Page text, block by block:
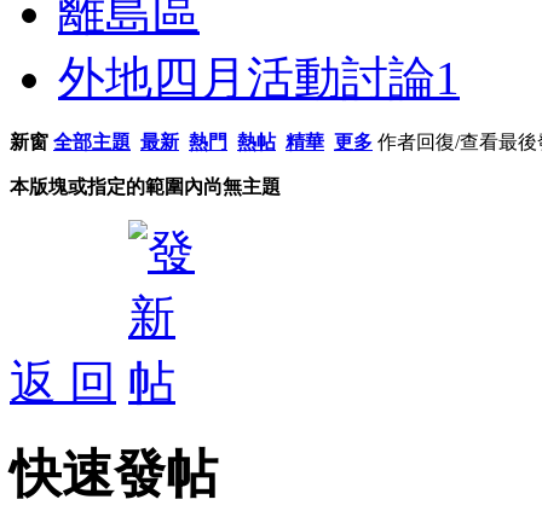
離島區
外地四月活動討論1
新窗 全部主題 最新 熱門 熱帖 精華 更多 作者回復/查看最後
本版塊或指定的範圍內尚無主題
返 回
快速發帖